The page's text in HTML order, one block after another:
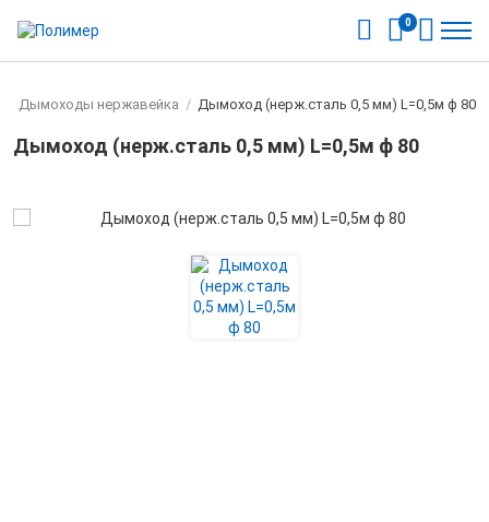
0
Дымоходы нержавейка / Дымоход (нерж.сталь 0,5 мм) L=0,5м ф 80
Дымоход (нерж.сталь 0,5 мм) L=0,5м ф 80